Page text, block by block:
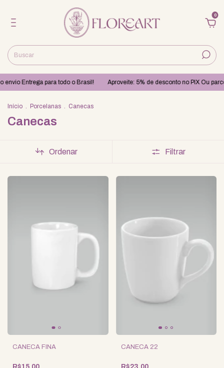
0
para todo o Brasil! Aproveite: 5% de desconto no PIX Ou parcelamento
Início . Porcelanas . Canecas
Canecas
Ordenar Filtrar
CANECA FINA CANECA 22